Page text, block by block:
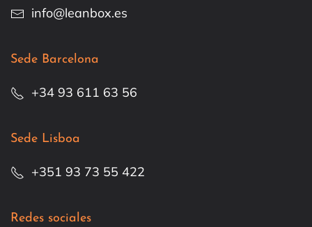
info@leanbox.es
Sede Barcelona
+34 93 611 63 56
Sede Lisboa
+351 93 73 55 422
Redes sociales